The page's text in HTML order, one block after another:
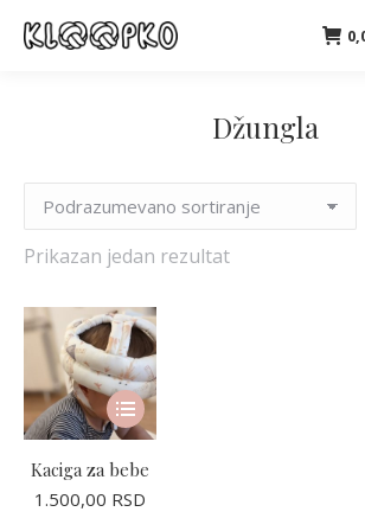
Džungla
Prikazan jedan rezultat
Ovaj
proizvod
ima
više
Kaciga za bebe
1.500,00 RSD